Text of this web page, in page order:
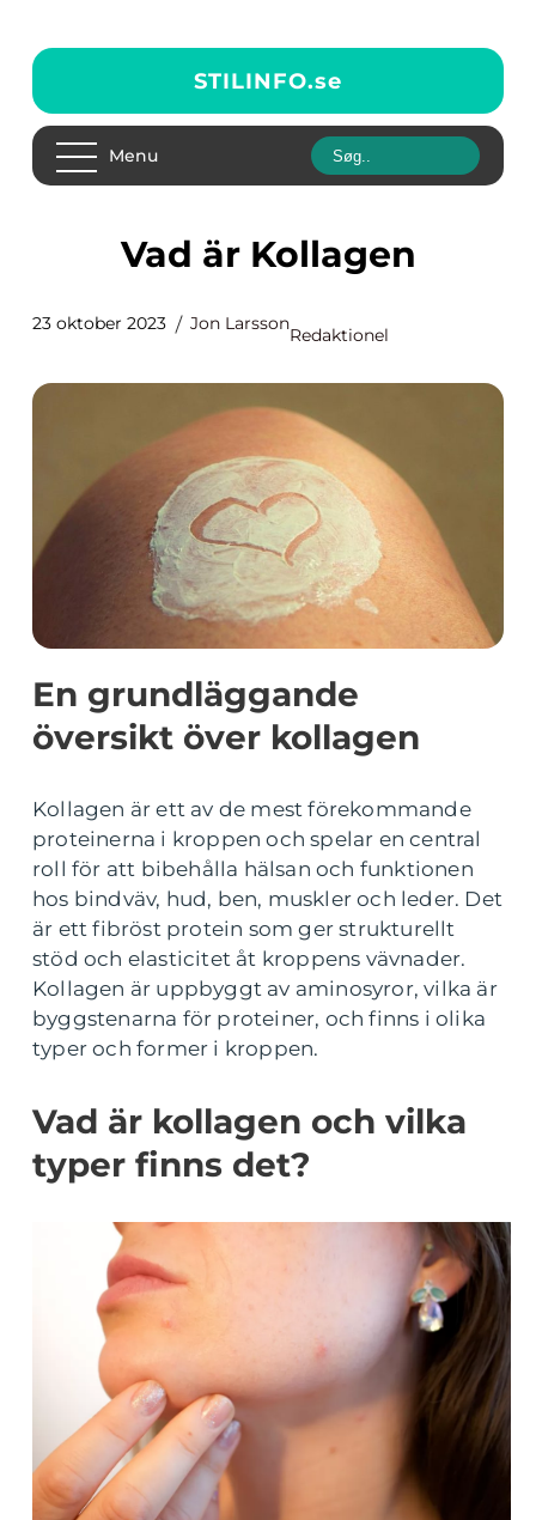
STILINFO.se
Menu
Vad är Kollagen
23 oktober 2023 Jon Larsson
Redaktionel
En grundläggande
översikt över kollagen
Kollagen är ett av de mest förekommande
proteinerna i kroppen och spelar en central
roll för att bibehålla hälsan och funktionen
hos bindväv, hud, ben, muskler och leder. Det
är ett fibröst protein som ger strukturellt
stöd och elasticitet åt kroppens vävnader.
Kollagen är uppbyggt av aminosyror, vilka är
byggstenarna för proteiner, och finns i olika
typer och former i kroppen.
Vad är kollagen och vilka
typer finns det?